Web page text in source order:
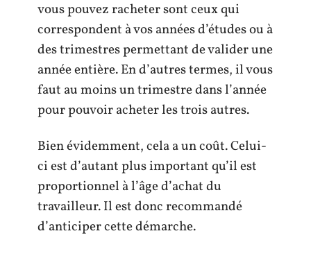
vous pouvez racheter sont ceux qui
correspondent à vos années d’études ou à
des trimestres permettant de valider une
année entière. En d’autres termes, il vous
faut au moins un trimestre dans l’année
pour pouvoir acheter les trois autres.
Bien évidemment, cela a un coût. Celui-
ci est d’autant plus important qu’il est
proportionnel à l’âge d’achat du
travailleur. Il est donc recommandé
d’anticiper cette démarche.